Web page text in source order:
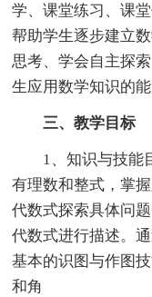
学、课堂练习、课
帮助学生逐步建立
思考、学会自主探
生应用数学知识的能
三、教学目标
1、知识与技能目
有理数和整式，掌
代数式探索具体问
代数式进行描述。
基本的识图与作图
和角